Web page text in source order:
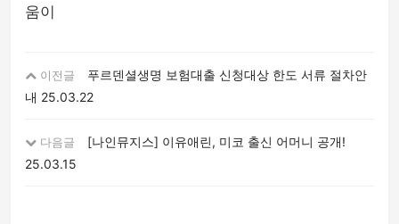
움이
이전글
푸르덴셜생명 보험대출 신청대상 한도 서류 절차안
내 25.03.22
다음글
[나인뮤지스] 이유애린, 미코 출신 어머니 공개!
25.03.15